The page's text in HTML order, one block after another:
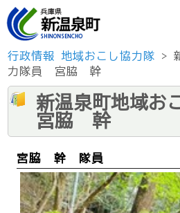
行政情報 地域おこし協力隊 >
力隊員 宮脇 幹
新温泉町地域お
宮脇 幹
宮脇 幹 隊員